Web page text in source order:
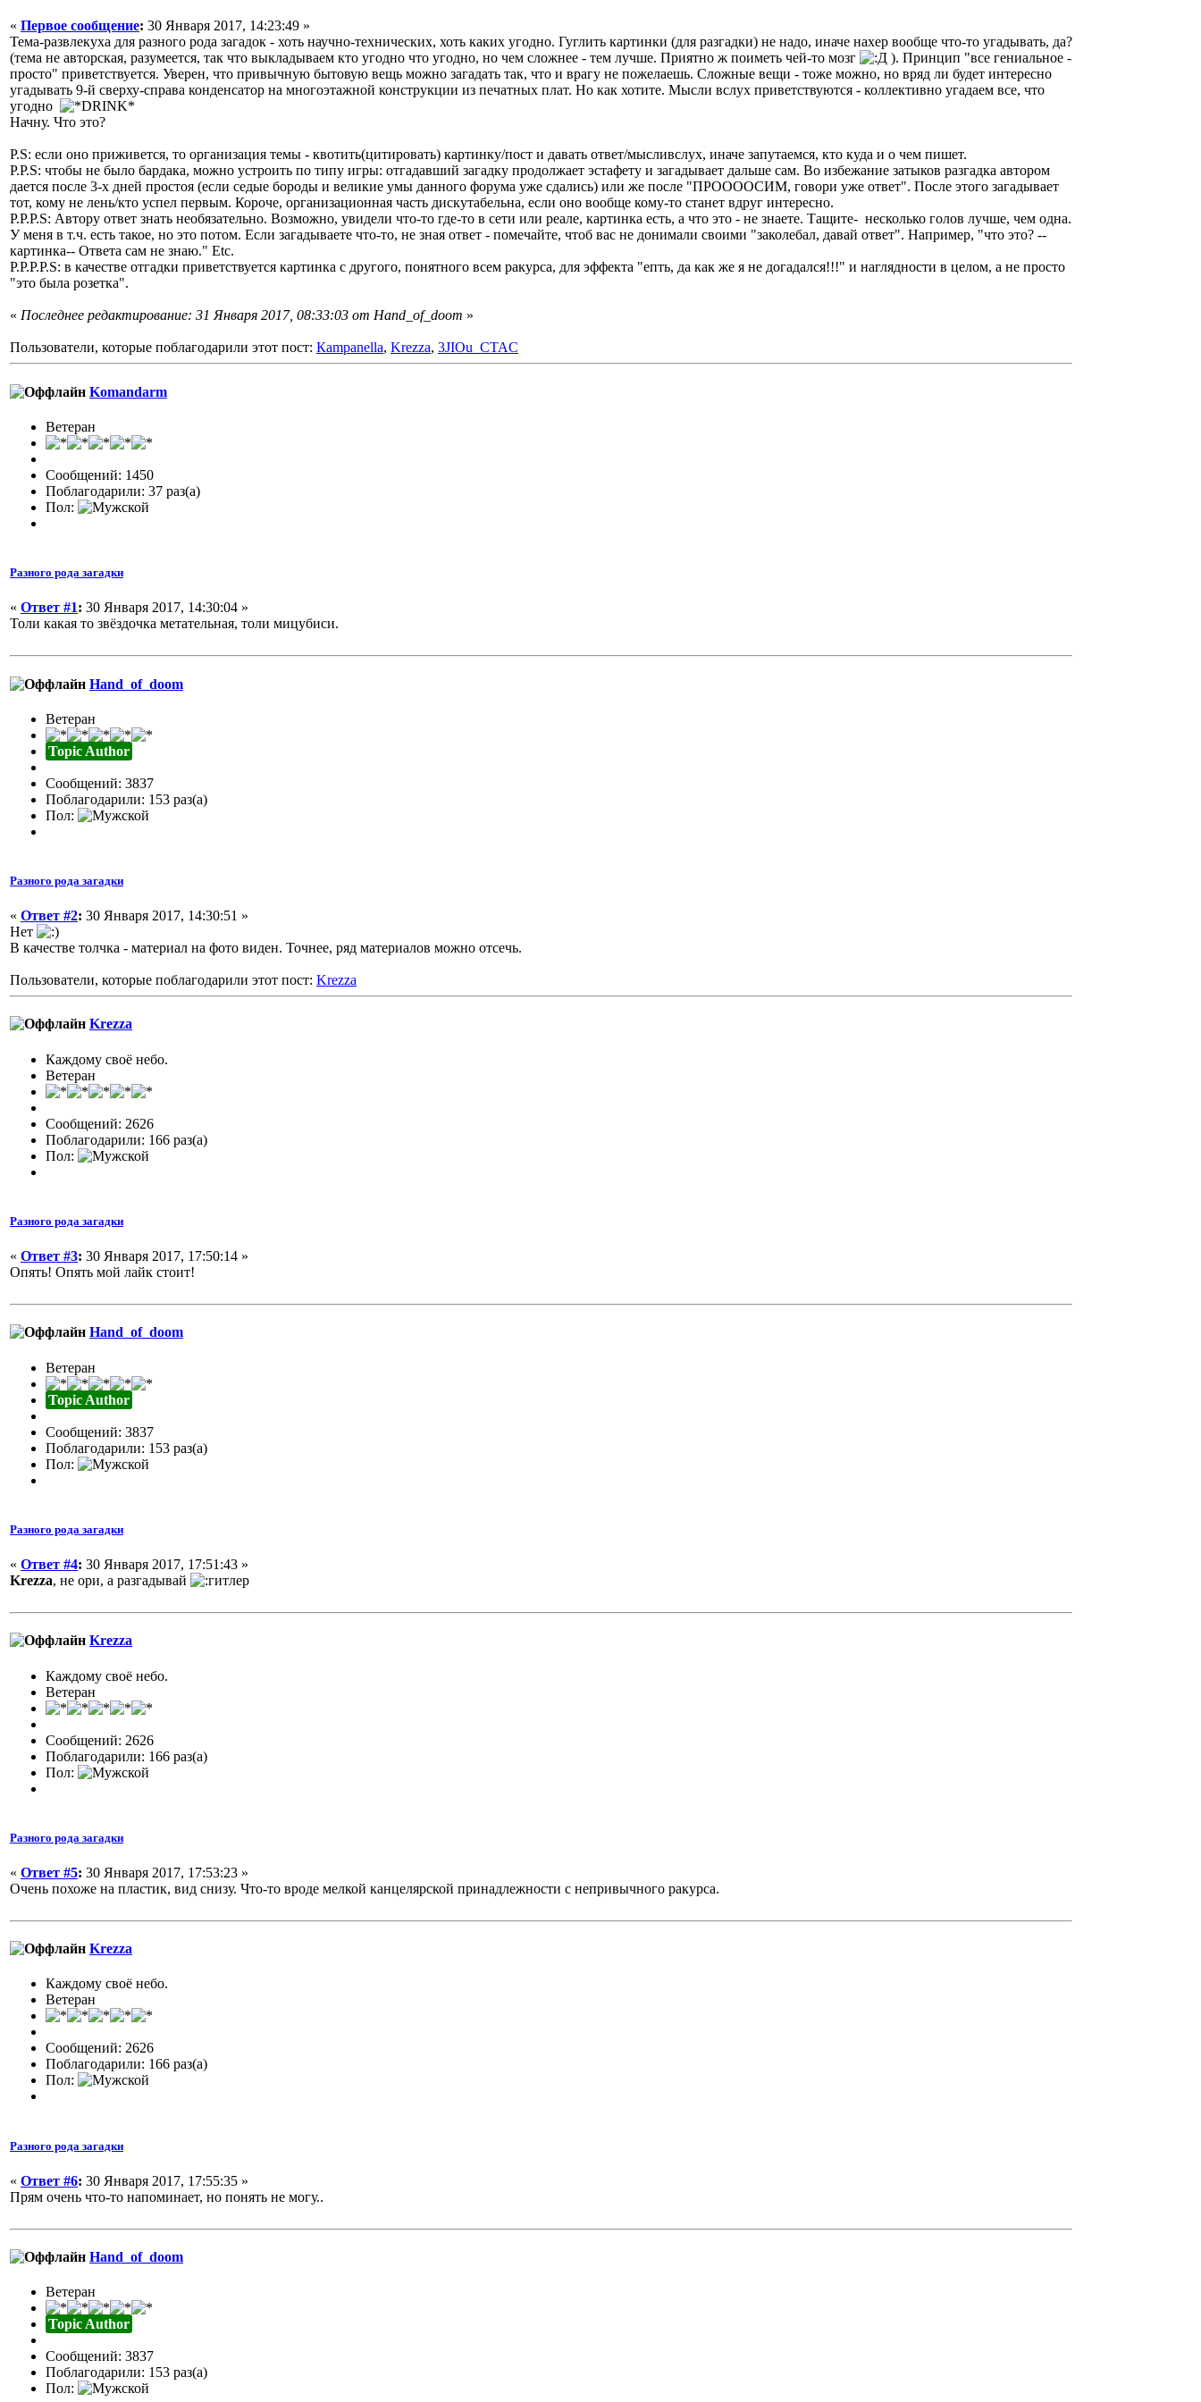
« Первое сообщение: 30 Января 2017, 14:23:49 »
Тема-развлекуха для разного рода загадок - хоть научно-технических, хоть каких угодно. Гуглить картинки (для разгадки) не надо, иначе нахер вообще что-то угадывать, да?
(тема не авторская, разумеется, так что выкладываем кто угодно что угодно, но чем сложнее - тем лучше. Приятно ж поиметь чей-то мозг
). Принцип "все гениальное -
просто" приветствуется. Уверен, что привычную бытовую вещь можно загадать так, что и врагу не пожелаешь. Сложные вещи - тоже можно, но вряд ли будет интересно
угадывать 9-й сверху-справа конденсатор на многоэтажной конструкции из печатных плат. Но как хотите. Мысли вслух приветствуются - коллективно угадаем все, что
угодно
Начну. Что это?
P.S: если оно приживется, то организация темы - квотить(цитировать) картинку/пост и давать ответ/мысливслух, иначе запутаемся, кто куда и о чем пишет.
P.P.S: чтобы не было бардака, можно устроить по типу игры: отгадавший загадку продолжает эстафету и загадывает дальше сам. Во избежание затыков разгадка автором
дается после 3-х дней простоя (если седые бороды и великие умы данного форума уже сдались) или же после "ПРООООСИМ, говори уже ответ". После этого загадывает
тот, кому не лень/кто успел первым. Короче, организационная часть дискутабельна, если оно вообще кому-то станет вдруг интересно.
P.P.P.S: Автору ответ знать необязательно. Возможно, увидели что-то где-то в сети или реале, картинка есть, а что это - не знаете. Тащите- несколько голов лучше, чем одна.
У меня в т.ч. есть такое, но это потом. Если загадываете что-то, не зная ответ - помечайте, чтоб вас не донимали своими "заколебал, давай ответ". Например, "что это? --
картинка-- Ответа сам не знаю." Etc.
P.P.P.P.S: в качестве отгадки приветствуется картинка с другого, понятного всем ракурса, для эффекта "епть, да как же я не догадался!!!" и наглядности в целом, а не просто
"это была розетка".
« Последнее редактирование: 31 Января 2017, 08:33:03 от Hand_of_doom »
Пользователи, которые поблагодарили этот пост: Кampanella, Krezza, 3JIOu_CTAC
Komandarm
Ветеран
Сообщений: 1450
Поблагодарили: 37 раз(а)
Пол:
Разного рода загадки
« Ответ #1: 30 Января 2017, 14:30:04 »
Толи какая то звёздочка метательная, толи мицубиси.
Hand_of_doom
Ветеран
Topic Author
Сообщений: 3837
Поблагодарили: 153 раз(а)
Пол:
Разного рода загадки
« Ответ #2: 30 Января 2017, 14:30:51 »
Нет
В качестве толчка - материал на фото виден. Точнее, ряд материалов можно отсечь.
Пользователи, которые поблагодарили этот пост: Krezza
Krezza
Каждому своё небо.
Ветеран
Сообщений: 2626
Поблагодарили: 166 раз(а)
Пол:
Разного рода загадки
« Ответ #3: 30 Января 2017, 17:50:14 »
Опять! Опять мой лайк стоит!
Hand_of_doom
Ветеран
Topic Author
Сообщений: 3837
Поблагодарили: 153 раз(а)
Пол:
Разного рода загадки
« Ответ #4: 30 Января 2017, 17:51:43 »
Krezza, не ори, а разгадывай
Krezza
Каждому своё небо.
Ветеран
Сообщений: 2626
Поблагодарили: 166 раз(а)
Пол:
Разного рода загадки
« Ответ #5: 30 Января 2017, 17:53:23 »
Очень похоже на пластик, вид снизу. Что-то вроде мелкой канцелярской принадлежности с непривычного ракурса.
Krezza
Каждому своё небо.
Ветеран
Сообщений: 2626
Поблагодарили: 166 раз(а)
Пол:
Разного рода загадки
« Ответ #6: 30 Января 2017, 17:55:35 »
Прям очень что-то напоминает, но понять не могу..
Hand_of_doom
Ветеран
Topic Author
Сообщений: 3837
Поблагодарили: 153 раз(а)
Пол: